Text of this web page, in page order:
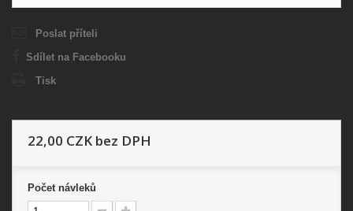
Poslat příteli
Sdílet na Facebooku
Tisk
22,00 CZK bez DPH
Počet návleků